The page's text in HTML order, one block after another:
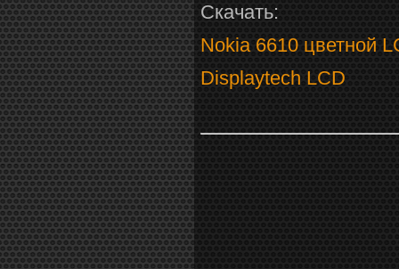
Скачать:
Nokia 6610 цветной
Displaytech LCD